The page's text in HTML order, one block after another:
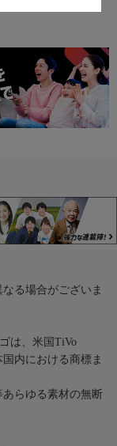
る場合がございま
は、米国TiVo
内における商標ま
らゆる素材の無断